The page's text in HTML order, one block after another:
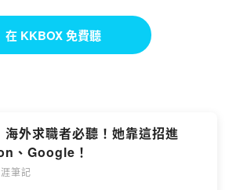
Podcast, Spotify, KKBOX，歡迎訂閱追蹤分
｜求職技巧｜美國留學的懶人包:
題，可以填寫：
my talented friends
在 KKBOX 免費聽
外求職者必聽！她靠這招進
、Google！
筆記